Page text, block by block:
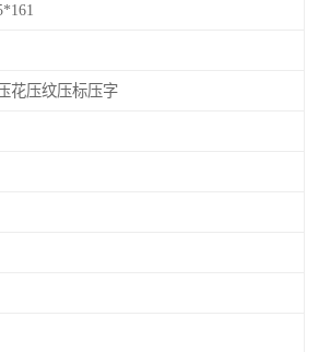
花压纹压标压字